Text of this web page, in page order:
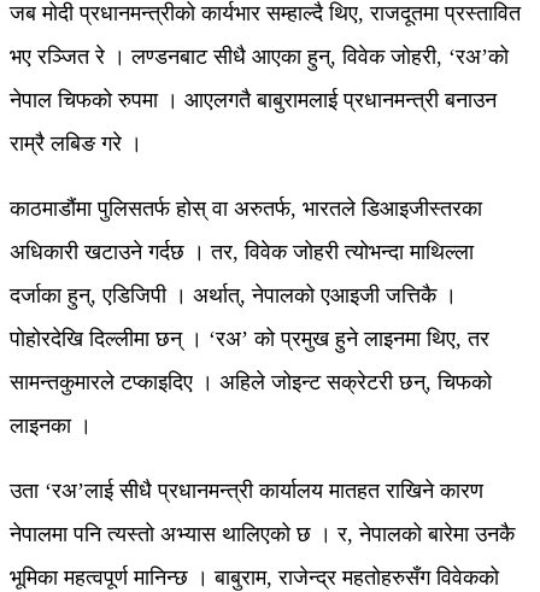
जब मोदी प्रधानमन्त्रीको कार्यभार सम्हाल्दै थिए, राजदूतमा प्रस्तावित
भए रञ्जित रे । लण्डनबाट सीधै आएका हुन्, विवेक जोहरी, ‘रअ’को
नेपाल चिफको रुपमा । आएलगतै बाबुरामलाई प्रधानमन्त्री बनाउन
राम्रै लबिङ गरे ।
काठमाडौंमा पुलिसतर्फ होस् वा अरुतर्फ, भारतले डिआइजीस्तरका
अधिकारी खटाउने गर्दछ । तर, विवेक जोहरी त्योभन्दा माथिल्ला
दर्जाका हुन्, एडिजिपी । अर्थात्, नेपालको एआइजी जत्तिकै ।
पोहोरदेखि दिल्लीमा छन् । ‘रअ’ को प्रमुख हुने लाइनमा थिए, तर
सामन्तकुमारले टप्काइदिए । अहिले जोइन्ट सक्रेटरी छन्, चिफको
लाइनका ।
उता ‘रअ’लाई सीधै प्रधानमन्त्री कार्यालय मातहत राखिने कारण
नेपालमा पनि त्यस्तो अभ्यास थालिएको छ । र, नेपालको बारेमा उनकै
भूमिका महत्वपूर्ण मानिन्छ । बाबुराम, राजेन्द्र महतोहरुसँग विवेकको